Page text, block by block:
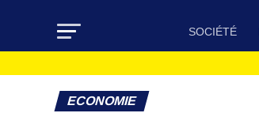
SOCIÉTÉ
ECONOMIE